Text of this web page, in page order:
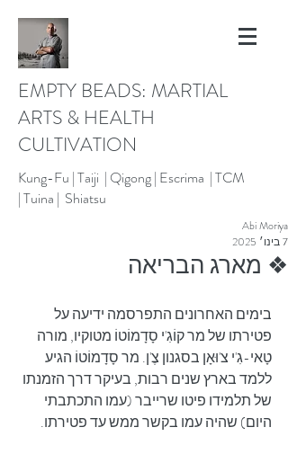
EMPTY BEADS: MARTIAL
ARTS & HEALTH
CULTIVATION
Kung-Fu |Taiji | Qigong | Escrima |TCM
|Tuina | Shiatsu
❖ מארג הבריאה
Abi Moriya
7 בינו׳ 2025
בימים האחרונים התפרסמה ידיעה על
פטירתו של מר קוֹגִ'י סָדָמוֹטוֹ מטוקיו, מורה
טָאי-גִ'י צ'וּאָן בסגנון צֶ'ן. מר סָדָמוֹטוֹ הגיע
ללמד בארץ שנים רבות, בעיקר דרך הזמנתו
של תלמידו פיטו שרייבר (עמו התכתבתי
היום) שהיה עמו בקשר ממש עד פטירתו.